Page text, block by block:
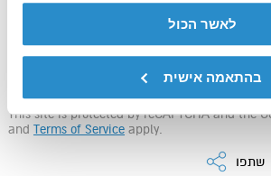
לאשר הכול
בהתאמה אישית
באחריותו הבלעדית של המתנדב
שליחה
This site is protected by reCAPTCHA and the
and Terms of Service apply.
שתפו